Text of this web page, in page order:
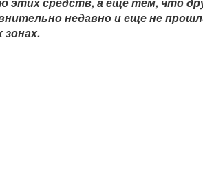
недавно и еще не